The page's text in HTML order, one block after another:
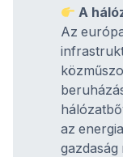
A
Az
az
gazdaság